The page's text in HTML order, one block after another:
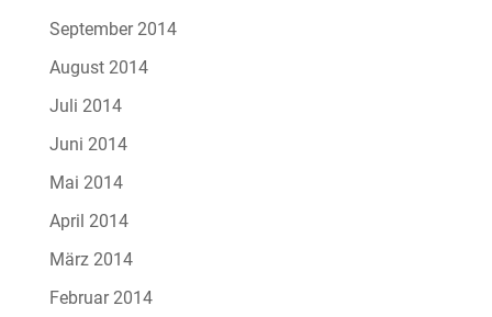
September 2014
August 2014
Juli 2014
Juni 2014
Mai 2014
April 2014
März 2014
Februar 2014